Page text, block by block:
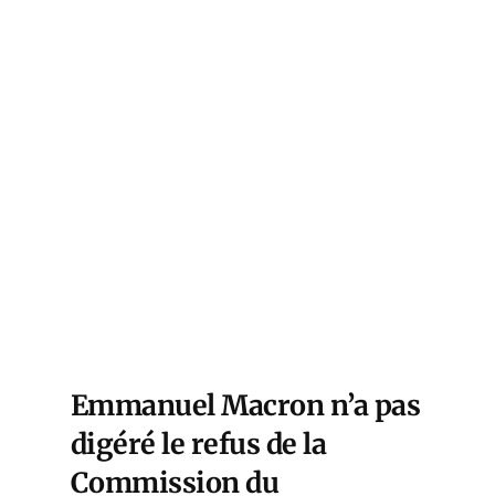
Emmanuel Macron n’a pas
digéré le refus de la
Commission du